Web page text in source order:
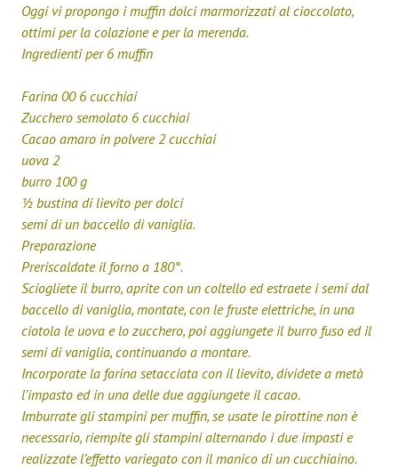
Oggi vi propongo i muffin dolci marmorizzati al cioccolato,
ottimi per la colazione e per la merenda.
Ingredienti per 6 muffin
Farina 00 6 cucchiai
Zucchero semolato 6 cucchiai
Cacao amaro in polvere 2 cucchiai
uova 2
burro 100 g
½ bustina di lievito per dolci
semi di un baccello di vaniglia.
Preparazione
Preriscaldate il forno a 180°.
Sciogliete il burro, aprite con un coltello ed estraete i semi dal
baccello di vaniglia, montate, con le fruste elettriche, in una
ciotola le uova e lo zucchero, poi aggiungete il burro fuso ed il
semi di vaniglia, continuando a montare.
Incorporate la farina setacciata con il lievito, dividete a metà
l’impasto ed in una delle due aggiungete il cacao.
Imburrate gli stampini per muffin, se usate le pirottine non è
necessario, riempite gli stampini alternando i due impasti e
realizzate l’effetto variegato con il manico di un cucchiaino.